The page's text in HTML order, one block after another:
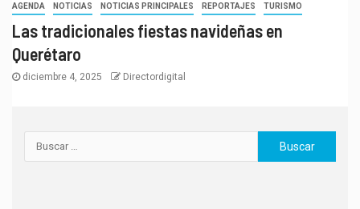
AGENDA NOTICIAS NOTICIAS PRINCIPALES REPORTAJES TURISMO
Las tradicionales fiestas navideñas en
Querétaro
diciembre 4, 2025 Directordigital